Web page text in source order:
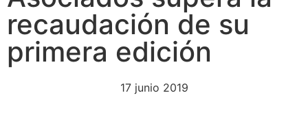
recaudación de su
primera edición
17 junio 2019